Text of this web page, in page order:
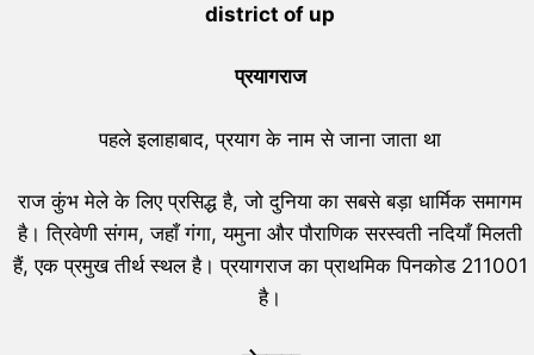
district of up
प्रयागराज
पहले इलाहाबाद, प्रयाग के नाम से जाना जाता था
राज कुंभ मेले के लिए प्रसिद्ध है, जो दुनिया का सबसे बड़ा धार्मिक समागम
है। त्रिवेणी संगम, जहाँ गंगा, यमुना और पौराणिक सरस्वती नदियाँ मिलती
हैं, एक प्रमुख तीर्थ स्थल है। प्रयागराज का प्राथमिक पिनकोड 211001
है।